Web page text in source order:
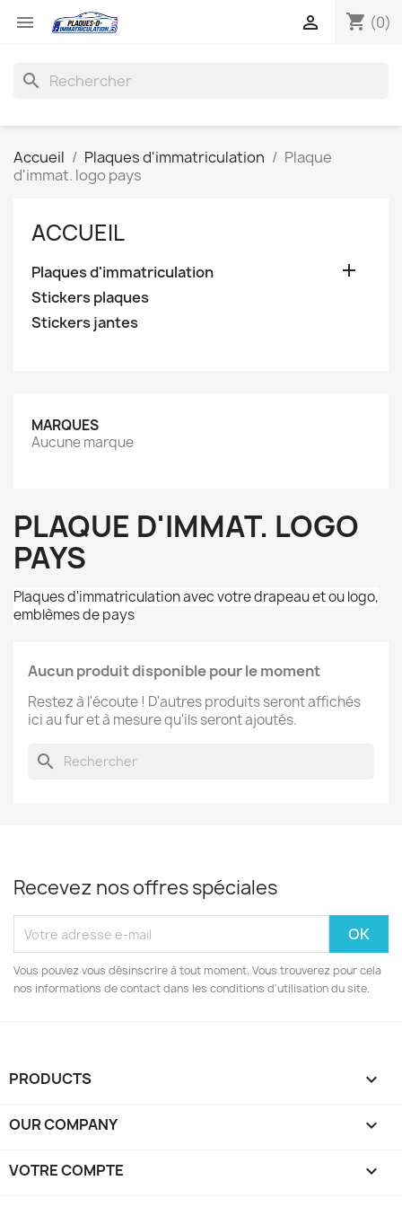
 shopping_cart (0)

search
Accueil Plaques d'immatriculation
Plaque
d'immat. logo pays
ACCUEIL
Plaques d'immatriculation 
Stickers plaques
Stickers jantes
MARQUES
Aucune marque
PLAQUE D'IMMAT. LOGO
PAYS
Plaques d'immatriculation avec votre drapeau et ou logo,
emblèmes de pays
Aucun produit disponible pour le moment
Restez à l'écoute ! D'autres produits seront affichés
ici au fur et à mesure qu'ils seront ajoutés.
search
Recevez nos offres spéciales
Vous pouvez vous désinscrire à tout moment. Vous trouverez pour cela
nos informations de contact dans les conditions d'utilisation du site.
PRODUCTS 
OUR COMPANY 
VOTRE COMPTE 